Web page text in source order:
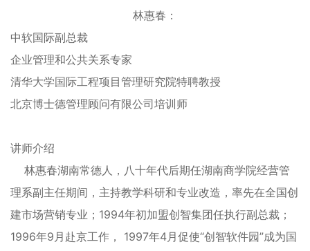
林惠春：
中软国际副总裁
企业管理和公共关系专家
清华大学国际工程项目管理研究院特聘教授
北京博士德管理顾问有限公司培训师
讲师介绍
林惠春湖南常德人，八十年代后期任湖南商学院经营管
理系副主任期间，主持教学科研和专业改造，率先在全国创
建市场营销专业；1994年初加盟创智集团任执行副总裁；
1996年9月赴京工作， 1997年4月促使“创智软件园”成为国